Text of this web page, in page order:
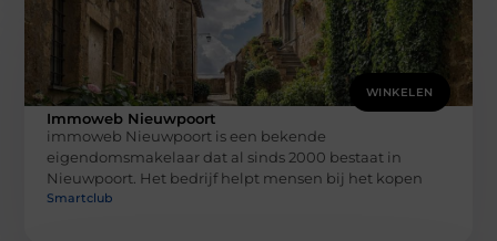
WINKELEN
Immoweb Nieuwpoort
immoweb Nieuwpoort is een bekende
eigendomsmakelaar dat al sinds 2000 bestaat in
Nieuwpoort. Het bedrijf helpt mensen bij het kopen
Smartclub